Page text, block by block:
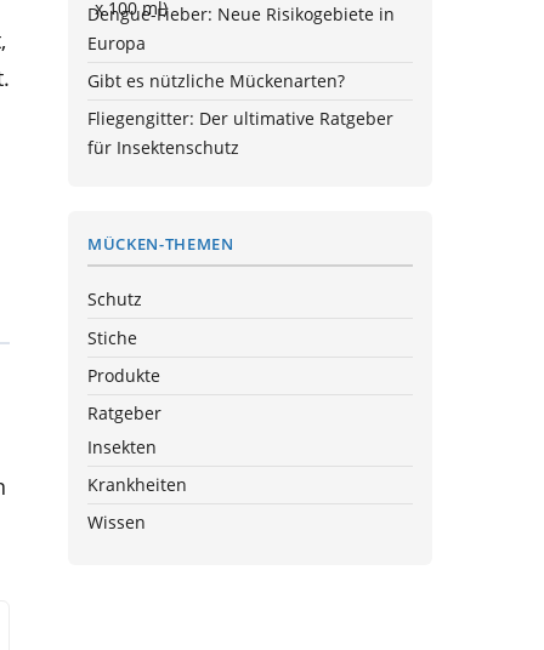
Dengue-Fieber: Neue Risikogebiete in
Europa
Gibt es nützliche Mückenarten?
Fliegengitter: Der ultimative Ratgeber
für Insektenschutz
MÜCKEN-THEMEN
Schutz
Stiche
Produkte
Ratgeber
Insekten
Krankheiten
Wissen